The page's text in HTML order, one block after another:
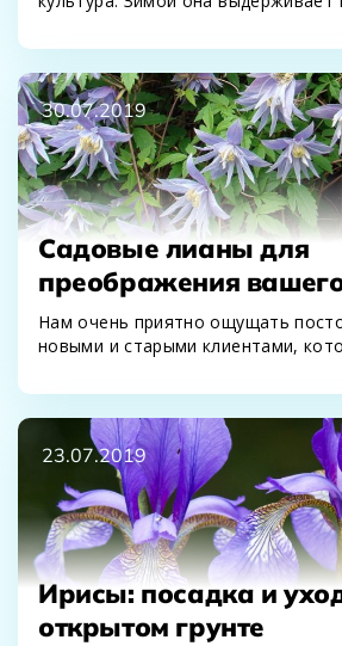
30.07.2019
Садовые лианы для
преображения
Нам очень приятно ощущать
новыми и старыми клиентами,
23.07.2019
Ирисы: посадка и
открытом грунте